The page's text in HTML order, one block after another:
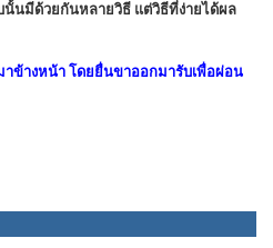
นั้นมีด้วยกันหลายวิธี แต่วิธีที่ง่ายได้ผล
ข้างหน้า โดยยื่นขาออกมารับเพื่อผ่อน